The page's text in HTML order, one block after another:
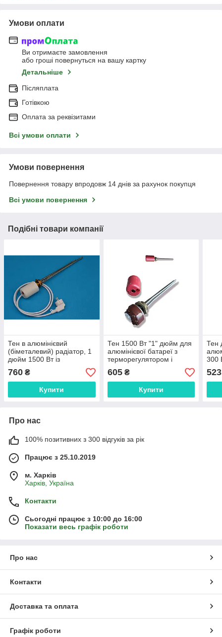
Умови оплати
Ви отримаєте замовлення
або гроші повернуться на вашу картку
Детальніше
Післяплата
Готівкою
Оплата за реквізитами
Всі умови оплати
Умови повернення
Повернення товару впродовж 14 днів за рахунок покупця
Всі умови повернення
Подібні товари компанії
Тен в алюмінієвий
(біметалевий) радіатор, 1
дюйм 1500 Вт із
терморегулятором і
комплектом
760 ₴
Купити
Тен 1500 Вт "1" дюйм для
алюмінієвої батареї з
терморегулятором і
захисним ковпаком
605₴
Купити
Тен
300
523
Про нас
100% позитивних з 300 відгуків за рік
Працює з 25.10.2019
м. Харків
Харків, Україна
Контакти
Сьогодні працює з 10:00 до 16:00
Показати весь графік роботи
Про нас
Контакти
Доставка та оплата
Графік роботи